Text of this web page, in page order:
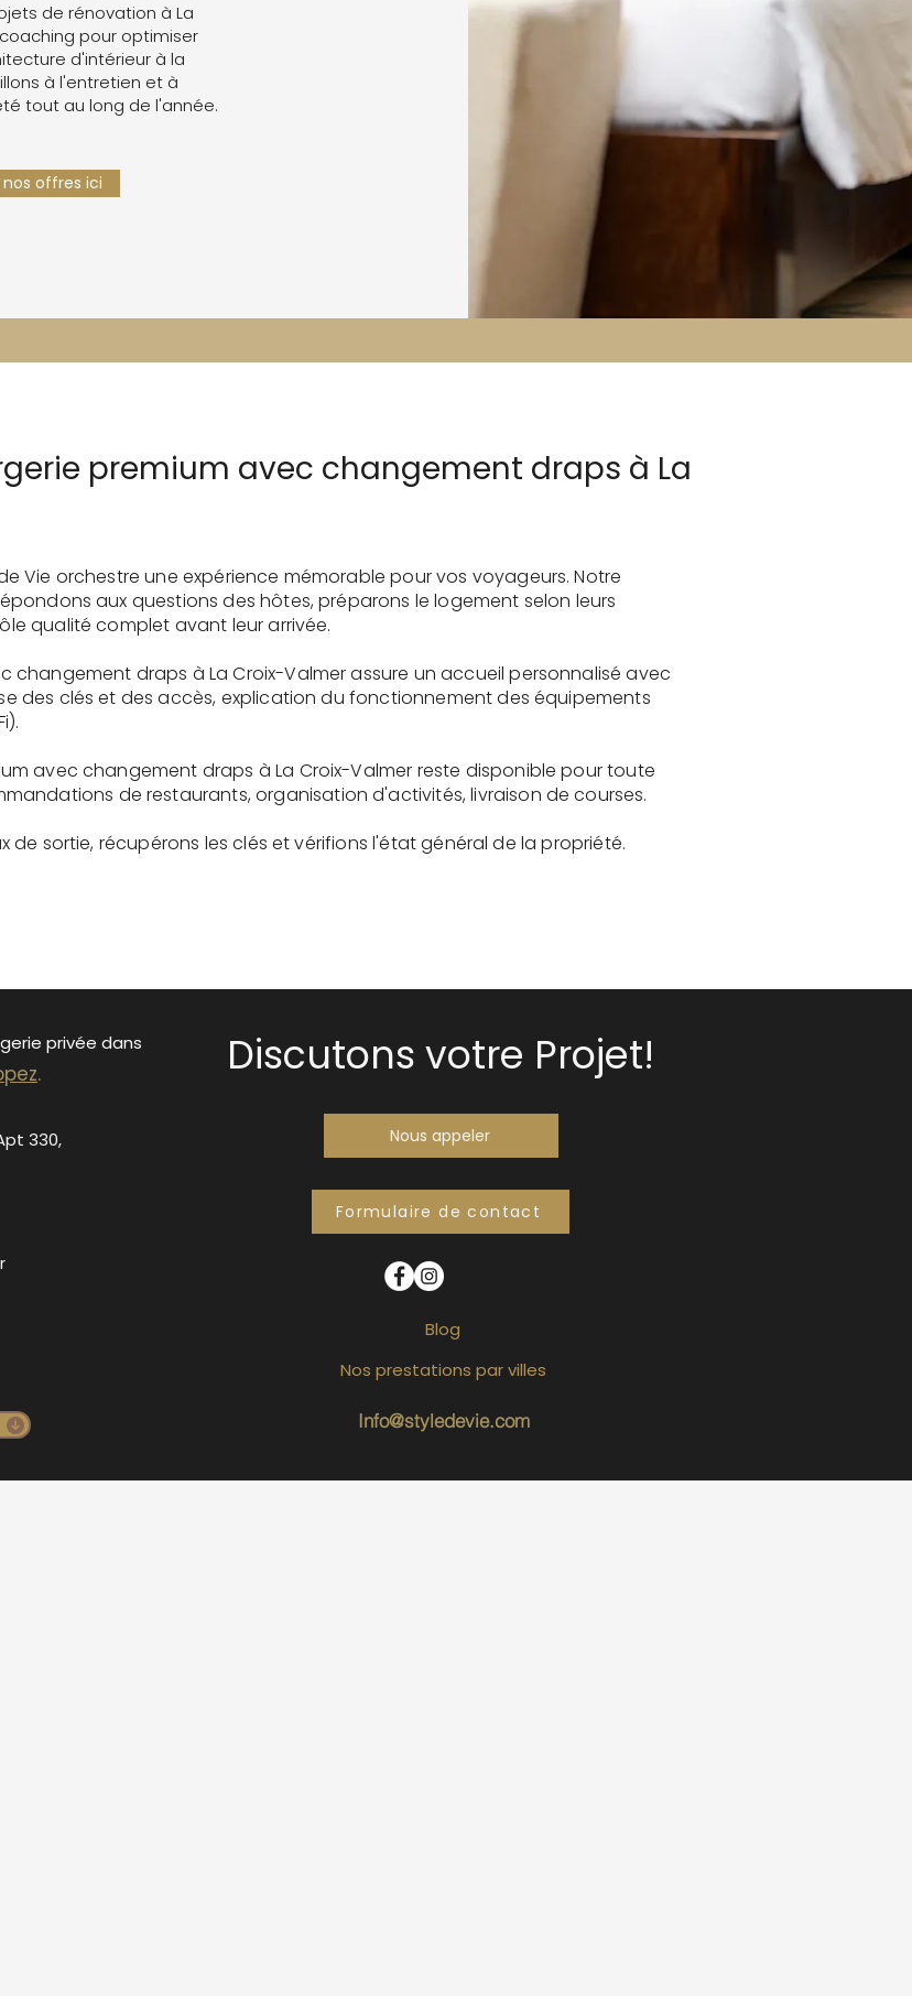
de rénovation à La
pour optimiser
d'intérieur à la
à l'entretien et à
tout au long de l'année.
offres ici
premium avec changement draps à La
Vie orchestre une expérience mémorable pour vos voyageurs. Notre
aux questions des hôtes, préparons le logement selon leurs
qualité complet avant leur arrivée.
changement draps à La Croix-Valmer assure un accueil personnalisé avec
des clés et des accès, explication du fonctionnement des équipements
avec changement draps à La Croix-Valmer reste disponible pour toute
de restaurants, organisation d'activités, livraison de courses.
sortie, récupérons les clés et vérifions l'état général de la propriété.
privée dans
.
330,
Discutons votre Projet!
Nous appeler
Formulaire de contact
Blog
Info@styledevie.com
Nos prestations par villes